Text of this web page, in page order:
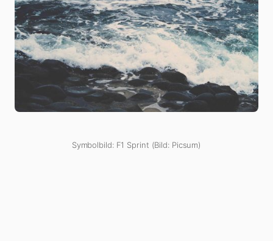
Symbolbild: F1 Sprint (Bild: Picsum)